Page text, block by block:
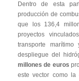
Dentro de esta
producción de
que los 136,4
proyectos
transporte
despliegue del
millones de euros
este vector como la